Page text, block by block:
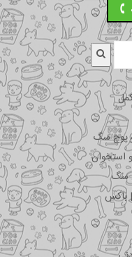
پوچ سگ
سگ
باکس